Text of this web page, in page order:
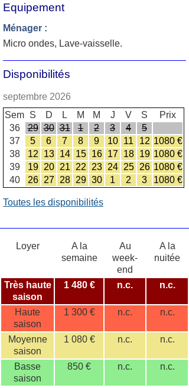
Equipement
Ménager :
Micro ondes, Lave-vaisselle.
Disponibilités
septembre 2026
Sem S D L M M J V S
Prix
36
29 30 31 1 2 3 4
5
37
5 6 7 8 9 10 11 12 1080 €
38
12 13 14 15 16 17 18 19 1080 €
39
19 20 21 22 23 24 25 26 1080 €
40
26 27 28 29 30 1 2 3 1080 €
Toutes les disponibilités
Loyer
A la
semaine
Au
week-
end
A la
nuitée
Très haute
saison
1 480 € n.c. n.c.
Haute
saison
1 300 € n.c. n.c.
Moyenne
saison
1 080 € n.c. n.c.
Basse
saison
850 € n.c. n.c.